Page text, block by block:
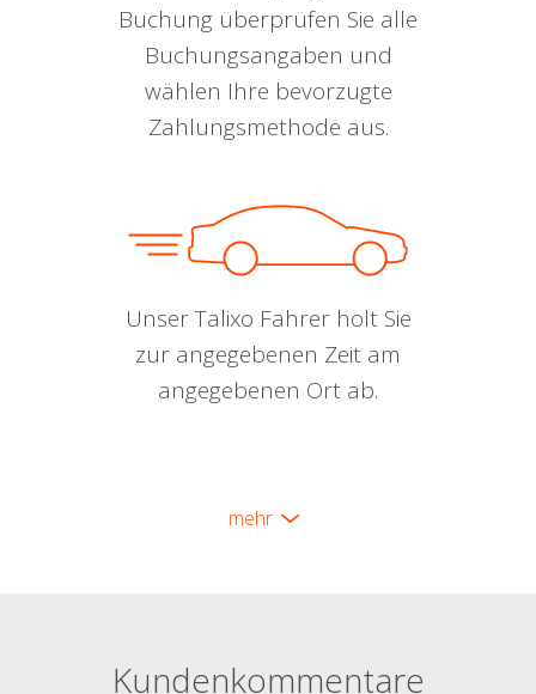
Buchung überprüfen Sie alle
Buchungsangaben und
wählen Ihre bevorzugte
Zahlungsmethode aus.
Unser Talixo Fahrer holt Sie
zur angegebenen Zeit am
angegebenen Ort ab.
mehr
Kundenkommentare